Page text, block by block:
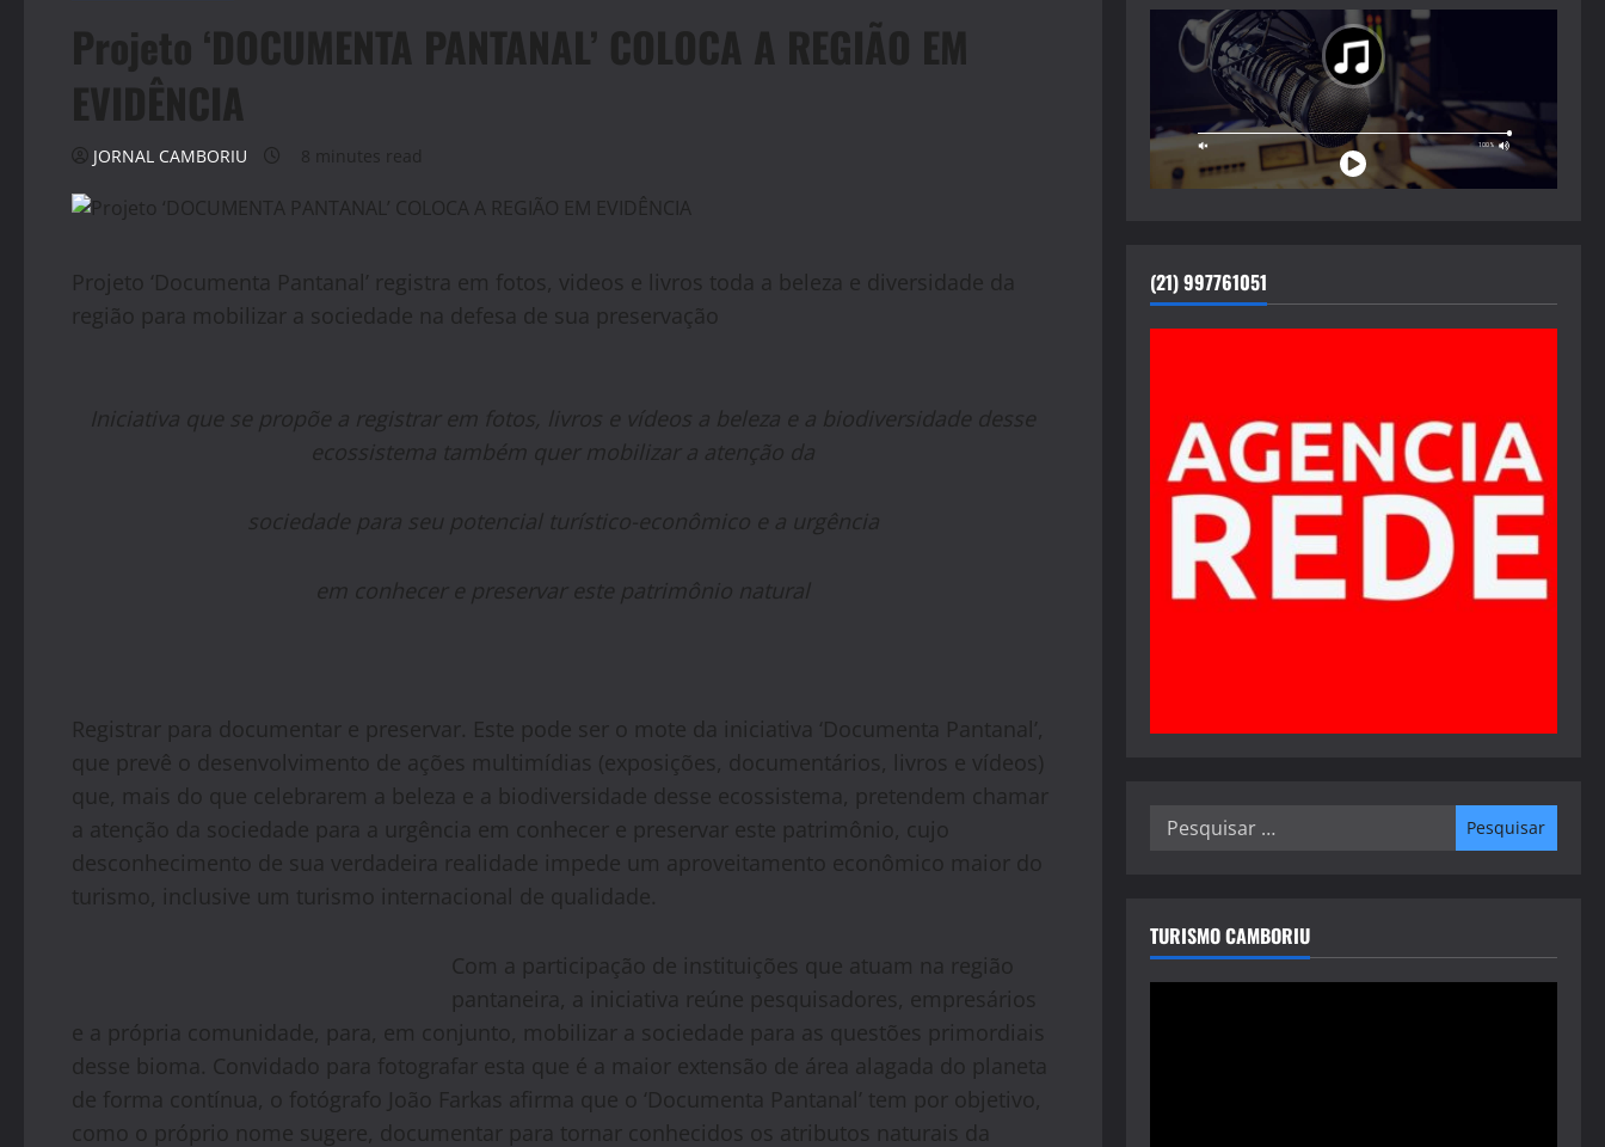
Projeto ‘DOCUMENTA PANTANAL’ COLOCA A REGIÃO EM
EVIDÊNCIA
JORNAL CAMBORIU 8 minutes read
Projeto ‘Documenta Pantanal’ registra em fotos, videos e livros toda a beleza e diversidade da
região para mobilizar a sociedade na defesa de sua preservação
Iniciativa que se propõe a registrar em fotos, livros e vídeos a beleza e a biodiversidade desse
ecossistema também quer mobilizar a atenção da
sociedade para seu potencial turístico-econômico e a urgência
em conhecer e preservar este patrimônio natural
Registrar para documentar e preservar. Este pode ser o mote da iniciativa ‘Documenta Pantanal’,
que prevê o desenvolvimento de ações multimídias (exposições, documentários, livros e vídeos)
que, mais do que celebrarem a beleza e a biodiversidade desse ecossistema, pretendem chamar
a atenção da sociedade para a urgência em conhecer e preservar este patrimônio, cujo
desconhecimento de sua verdadeira realidade impede um aproveitamento econômico maior do
turismo, inclusive um turismo internacional de qualidade.
Com a participação de instituições que atuam na região
pantaneira, a iniciativa reúne pesquisadores, empresários
e a própria comunidade, para, em conjunto, mobilizar a sociedade para as questões primordiais
desse bioma. Convidado para fotografar esta que é a maior extensão de área alagada do planeta
de forma contínua, o fotógrafo João Farkas afirma que o ‘Documenta Pantanal’ tem por objetivo,
como o próprio nome sugere, documentar para tornar conhecidos os atributos naturais da
(21) 997761051
Pesquisar
TURISMO CAMBORIU